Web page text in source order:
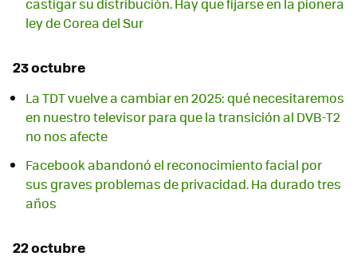
ley de Corea del Sur
23 octubre
La TDT vuelve a cambiar en 2025: qué necesitaremos
en nuestro televisor para que la transición al DVB-T2
no nos afecte
Facebook abandonó el reconocimiento facial por
sus graves problemas de privacidad. Ha durado tres
años
22 octubre